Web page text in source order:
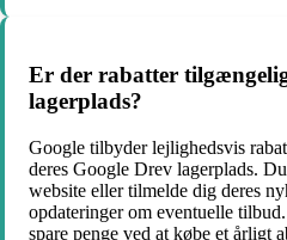
Er der rabatter
lagerplads?
Google tilbyder lejlighedsvis
deres Google Drev lagerplads.
website eller tilmelde dig deres
opdateringer om eventuelle
spare penge ved at købe et årligt